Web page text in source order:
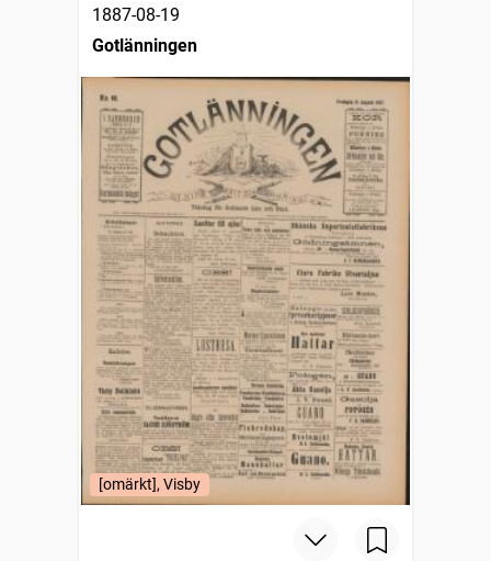
1887-08-19
Gotlänningen
[omärkt], Visby